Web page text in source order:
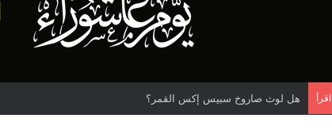
اقرأ هل لوث صاروخ سبيس إكس القمر؟